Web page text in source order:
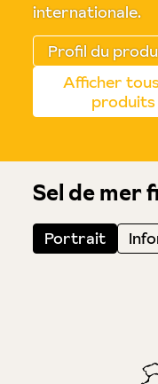
internationale.
Profil du
Afficher
produits
Sel de mer
Portrait